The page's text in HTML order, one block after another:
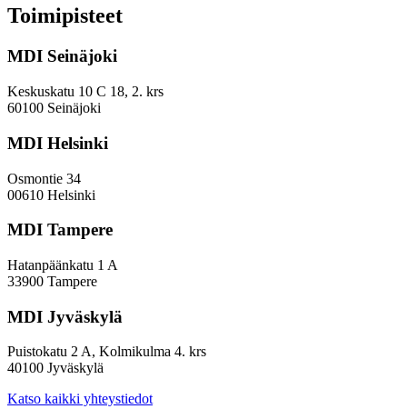
ja
kehyskunnat
parantaa
EVP-
indeksissä?
Toimipisteet
MDI Seinäjoki
Keskuskatu 10 C 18, 2. krs
60100 Seinäjoki
MDI Helsinki
Osmontie 34
00610 Helsinki
MDI Tampere
Hatanpäänkatu 1 A
33900 Tampere
MDI Jyväskylä
Puistokatu 2 A, Kolmikulma 4. krs
40100 Jyväskylä
Katso kaikki yhteystiedot